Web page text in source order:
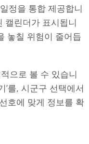
정을 통합 제공합니
캘린더가 표시됩니
놓칠 위험이 줄어듭
으로 볼 수 있습니
를, 시군구 선택에서
호에 맞게 정보를 확